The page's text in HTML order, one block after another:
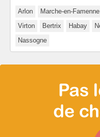
Arlon Marche-en-Famenne
Virton
Bertrix Habay
Nassogne